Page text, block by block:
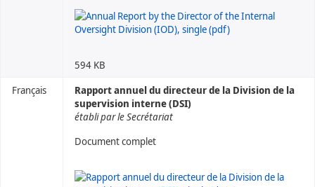
594 KB
Français
Rapport annuel du directeur de la Division de la
supervision interne (DSI)
établi par le Secrétariat
Document complet